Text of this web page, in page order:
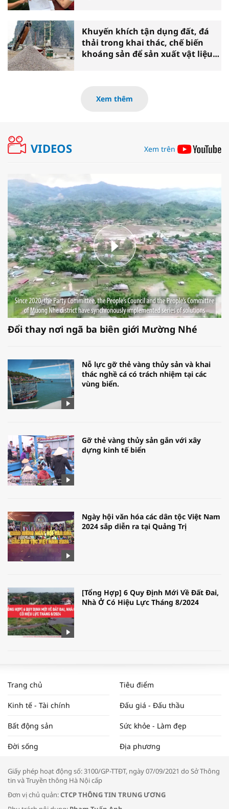
Khuyến khích tận dụng đất, đá
thải trong khai thác, chế biến
khoáng sản để sản xuất vật liệu
Xem thêm
VIDEOS Xem trên
Đổi thay nơi ngã ba biên giới Mường Nhé
Nỗ lực gỡ thẻ vàng thủy sản và khai
thác nghề cá có trách nhiệm tại các
vùng biển.
Gỡ thẻ vàng thủy sản gắn với xây
dựng kinh tế biển
Ngày hội văn hóa các dân tộc Việt Nam
2024 sắp diễn ra tại Quảng Trị
[Tổng Hợp] 6 Quy Định Mới Về Đất Đai,
Nhà Ở Có Hiệu Lực Tháng 8/2024
NAM NĂM 2024 VÀ NĂM 2025 | NHỊP
ĐẬP THỊ TRƯỜNG #62
Tọa đàm “Xúc tiến thương mại: Khơi
Trang chủ Tiêu điểm
Kinh tế - Tài chính Đấu giá - Đấu thầu
Bất động sản Sức khỏe - Làm đẹp
Đời sống Địa phương
Giấy phép hoạt động số: 3100/GP-TTĐT, ngày 07/09/2021 do Sở Thông
tin và Truyền thông Hà Nội cấp
Đơn vị chủ quản:CTCP THÔNG TIN TRUNG ƯƠNG